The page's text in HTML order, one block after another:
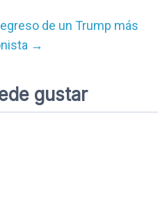
de un Trump más
→
gustar